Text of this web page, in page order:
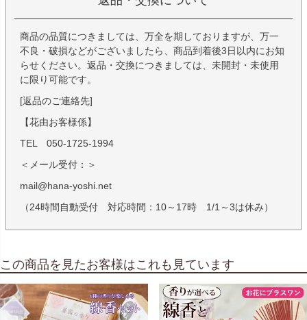
商品の品質につきましては、万全を期しておりますが、万一
不良・破損などがございましたら、商品到着後3日以内にお知
らせください。返品・交換につきましては、未開封・未使用
に限り可能です。
[返品のご連絡先]
【花由お客様係】
TEL 050-1725-1994
＜メール受付：＞
mail@hana-yoshi.net
（24時間自動受付 対応時間：10～17時 1/1～3は休み）
この商品を見たお客様はこれも見ています